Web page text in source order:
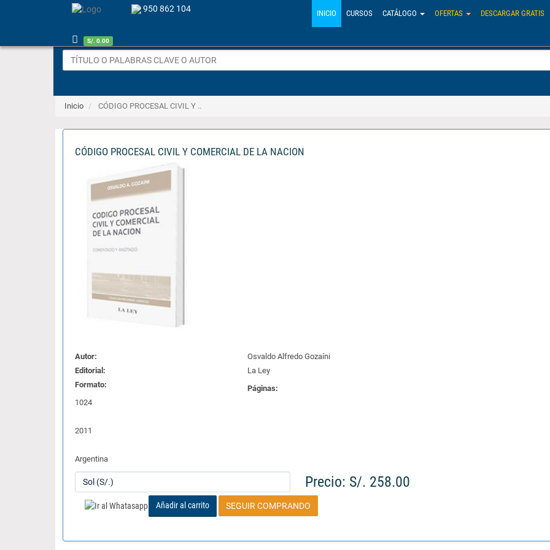
950 862 104
S/. 0.00
INICIO CURSOS CATÁLOGO OFERTAS DESCARGAR GRATIS
Inicio CÓDIGO PROCESAL CIVIL Y ..
CÓDIGO PROCESAL CIVIL Y COMERCIAL DE LA NACION
Autor:
Osvaldo Alfredo Gozaíni
Editorial:
La Ley
Formato:
Páginas:
1024
2011
Argentina
Precio: S/. 258.00
Añadir al carrito SEGUIR COMPRANDO